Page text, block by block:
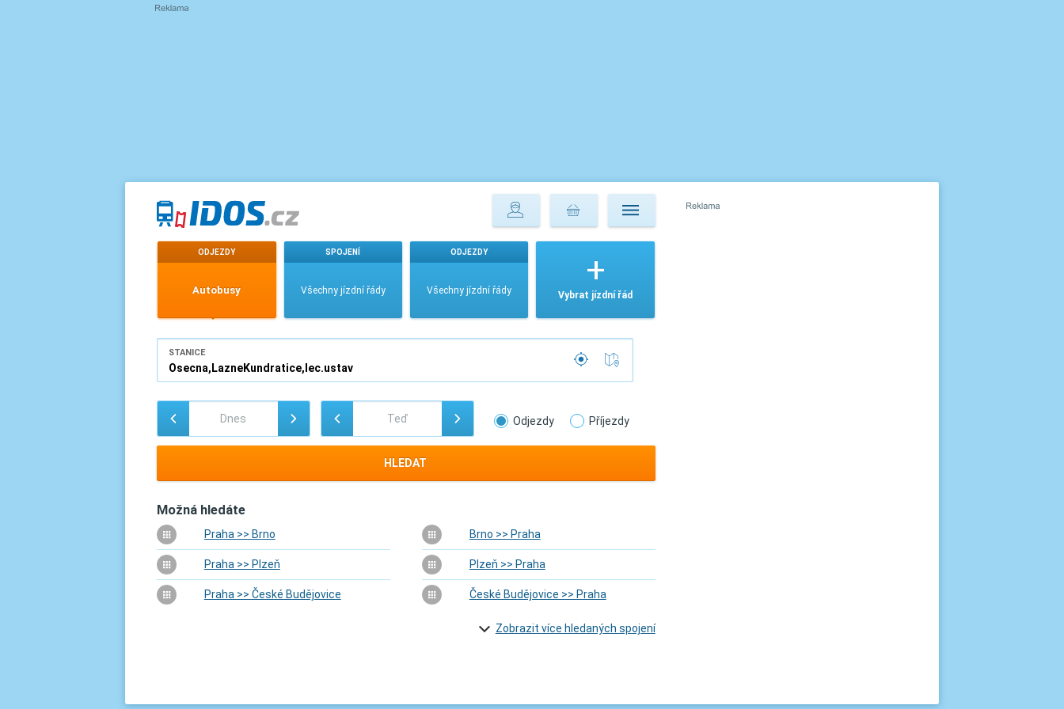
ODJEZDY
Autobusy
SPOJENÍ
Všechny jízdní řády
ODJEZDY
Všechny jízdní řády Vybrat jízdní řád
STANICE
Odjezdy Příjezdy
HLEDAT
Možná hledáte
Praha >> Brno Brno >> Praha
Praha >> Plzeň Plzeň >> Praha
Praha >> České Budějovice České Budějovice >> Praha
Zobrazit více hledaných spojení